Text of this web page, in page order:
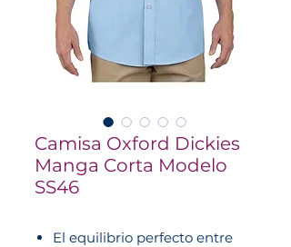
Camisa Oxford Dickies
Manga Corta Modelo
SS46
El equilibrio perfecto entre